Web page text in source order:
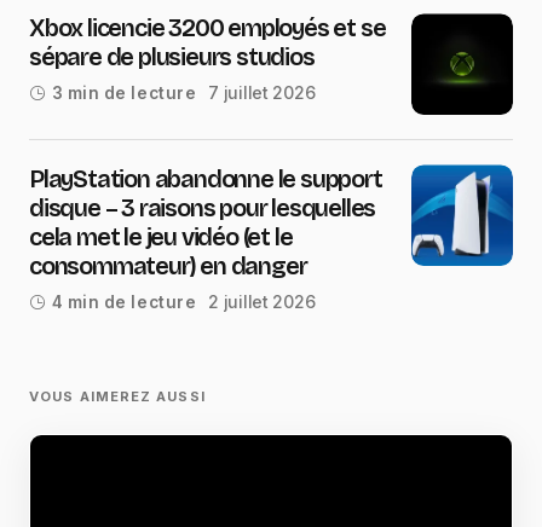
Xbox licencie 3200 employés et se
sépare de plusieurs studios
3 min de lecture 7 juillet 2026
PlayStation abandonne le support
disque – 3 raisons pour lesquelles
cela met le jeu vidéo (et le
consommateur) en danger
4 min de lecture 2 juillet 2026
VOUS AIMEREZ AUSSI